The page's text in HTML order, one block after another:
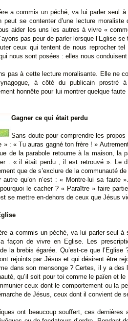
a commis un péché, va lui parler seul
peut se contenter d’une lecture
aider les uns les autres à vivre «
pas peur de parler lorsque l’Eglise
ceux qui tentent de nous reprocher
nous sont posées : elles nous
pas à cette lecture moralisante. Elle ne
à côté du publicain prostré
honnête pour lui montrer quelque
Gagner ce qui était perdu
Sans doute pour comprendre les
» : « Tu auras gagné ton frère ! »
de la parabole retourne à la maison,
: « il était perdu ; il est retrouvé ». Le
que de s’exclure de la communauté
autre qu’on n’est : « Montre-lui sa
le cacher ? « Paraître » faire
se mettre en-dehors de ceux que Jésus
a commis un péché, va lui parler seul
façon de vivre en Eglise. Les
la brebis égarée. Qu’est-ce que
rejoints par Jésus et qui désirent être
dans son mensonge ? Certes, il y a
qu’il soit pour toi comme le païen et
ceux dont le comportement ou la
de Jésus, ceux dont il convient de
ont beaucoup souffert, ces